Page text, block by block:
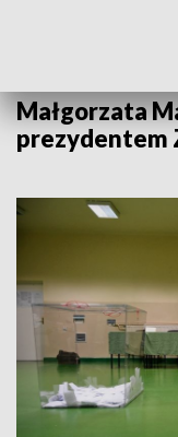
Małgorzata
prezydentem